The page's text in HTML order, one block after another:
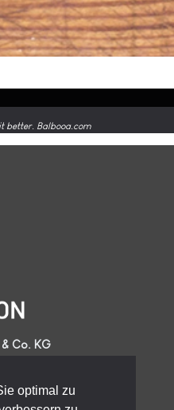
optimal zu
better. Balbooa.com
Co. KG